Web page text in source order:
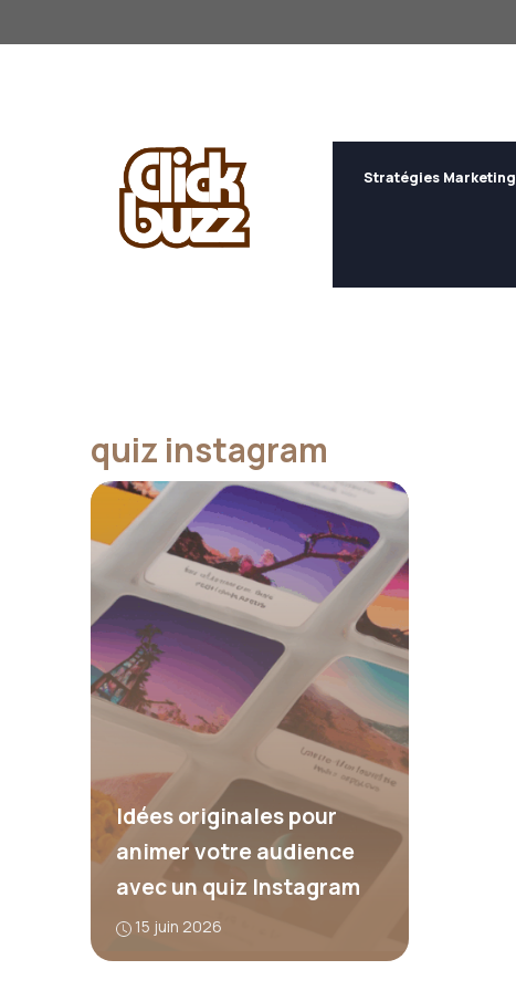
au
Stratégies Marketing
quiz instagram
Idées originales pour
animer votre audience
avec un quiz Instagram
15 juin 2026